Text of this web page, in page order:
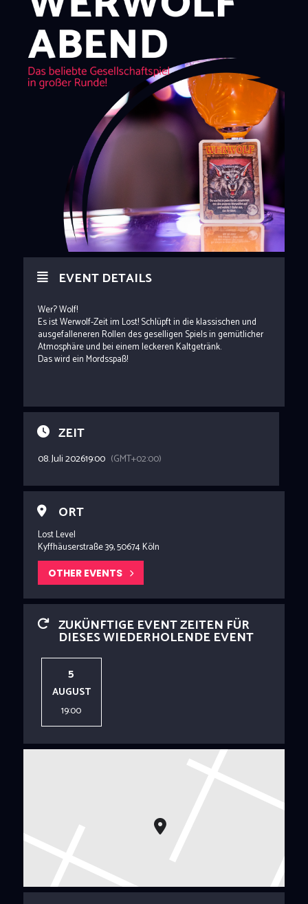
EVENT DETAILS
Wer? Wolf!
Es ist Werwolf-Zeit im Lost! Schlüpft in die klassischen und
ausgefalleneren Rollen des geselligen Spiels in gemütlicher
Atmosphäre und bei einem leckeren Kaltgetränk.
Das wird ein Mordsspaß!
ZEIT
08. Juli 202619:00 (GMT+02:00)
ORT
Lost Level
Kyffhäuserstraße 39, 50674 Köln
OTHER EVENTS
ZUKÜNFTIGE EVENT ZEITEN FÜR
DIESES WIEDERHOLENDE EVENT
5
AUGUST
19:00